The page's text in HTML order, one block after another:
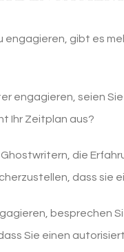
gibt es
engagieren, seien
Ihr Zeitplan aus?
die
dass sie
besprechen
Sie einen